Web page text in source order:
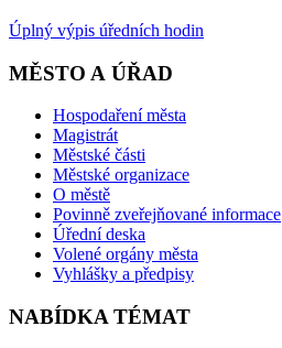
Úplný výpis úředních hodin
MĚSTO A ÚŘAD
Hospodaření města
Magistrát
Městské části
Městské organizace
O městě
Povinně zveřejňované informace
Úřední deska
Volené orgány města
Vyhlášky a předpisy
NABÍDKA TÉMAT